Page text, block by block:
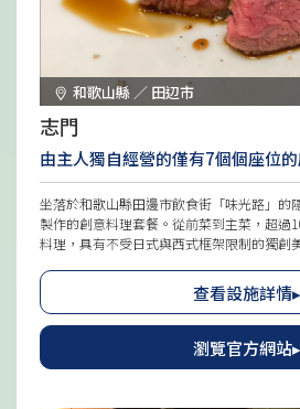
和歌山縣 ／ 田辺市
志門
由主人獨自經營的僅有7個個座位
坐落於和歌山縣田邊市飲食街「味光路」的
製作的創意料理套餐。從前菜到主菜，超過
料理，具有不受日式與西式框架限制的獨創
彰。店內氣氛溫馨，僅設有吧台個座位，可
理現場製作過程，悠閒用餐。因為是人氣店
查看設施詳情▸
瀏覽官方網站▸